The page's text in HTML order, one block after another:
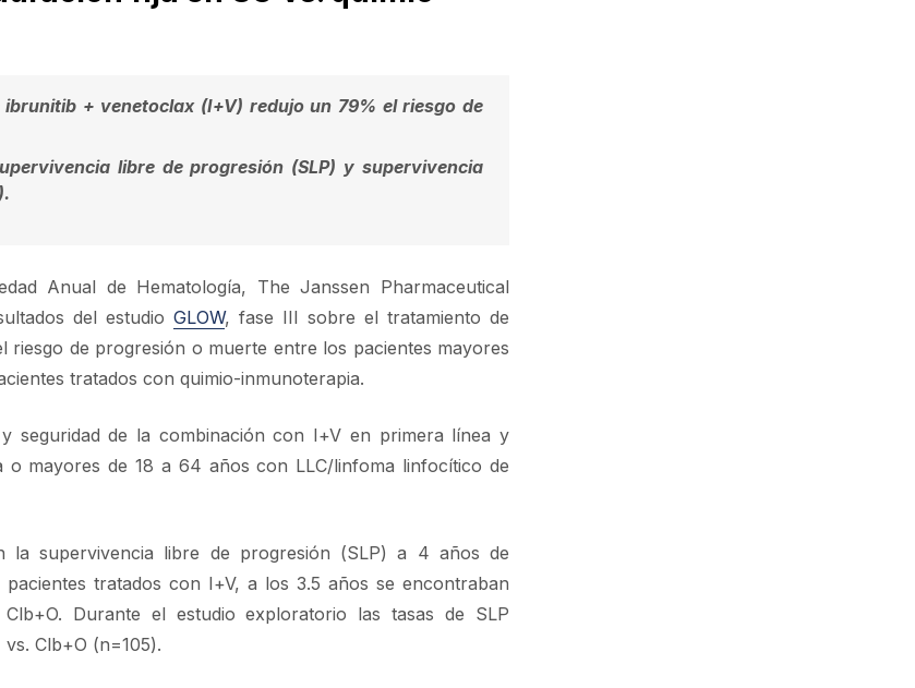
+ venetoclax (I+V) redujo un 79% el riesgo de
libre de progresión (SLP) y supervivencia
Anual de Hematología, The Janssen Pharmaceutical
del estudio GLOW, fase III sobre el tratamiento de
de progresión o muerte entre los pacientes mayores
tratados con quimio-inmunoterapia.
seguridad de la combinación con I+V en primera línea y
o mayores de 18 a 64 años con LLC/linfoma linfocítico de
supervivencia libre de progresión (SLP) a 4 años de
tratados con I+V, a los 3.5 años se encontraban
Durante el estudio exploratorio las tasas de SLP
Clb+O (n=105).